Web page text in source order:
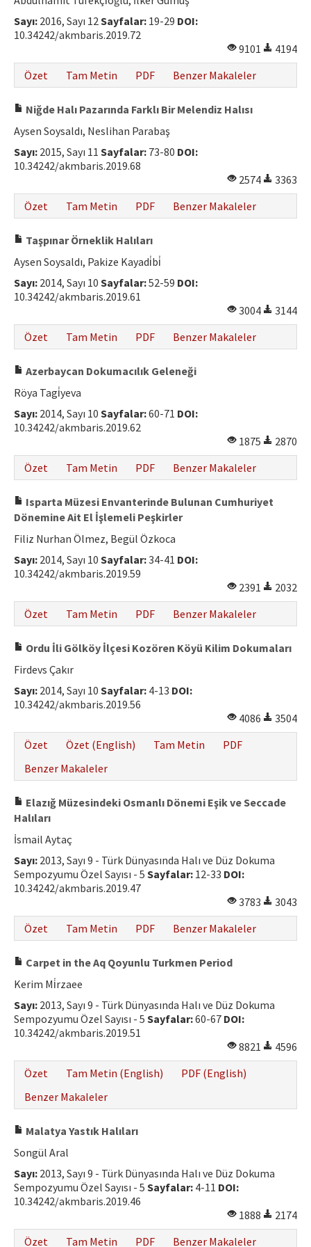
Yayın Politikaları
İletişim
Sayı: 2016, Sayı 12Sayfalar: 19-29 DOI:
10.34242/akmbaris.2019.72
9101
4194
Özet
Tam Metin PDF Benzer Makaleler
Niğde Halı Pazarında Farklı Bir Melendiz Halısı
Aysen Soysaldı, Neslihan Parabaş
Sayı: 2015, Sayı 11 Sayfalar: 73-80 DOI:
10.34242/akmbaris.2019.68
2574
3363
Özet
Tam Metin PDF Benzer Makaleler
Taşpınar Örneklik Halıları
Aysen Soysaldı, Pakize Kayadi̇bi̇
Sayı: 2014, Sayı 10 Sayfalar:52-59 DOI:
10.34242/akmbaris.2019.61
3004
3144
Özet
Tam Metin PDF Benzer Makaleler
Azerbaycan Dokumacılık Geleneği
Röya Tagi̇yeva
Sayı: 2014, Sayı 10 Sayfalar:60-71 DOI:
10.34242/akmbaris.2019.62
1875
2870
Özet
Tam Metin PDF Benzer Makaleler
Isparta Müzesi Envanterinde Bulunan Cumhuriyet
Dönemine Ait El İşlemeli Peşkirler
Filiz Nurhan Ölmez, Begül Özkoca
Sayı: 2014, Sayı 10 Sayfalar:34-41 DOI:
10.34242/akmbaris.2019.59
2391
2032
Özet
Tam Metin PDF Benzer Makaleler
Ordu İli Gölköy İlçesi Kozören Köyü Kilim Dokumaları
Firdevs Çakır
Sayı: 2014, Sayı 10 Sayfalar: 4-13 DOI:
10.34242/akmbaris.2019.56
4086
3504
Özet
Özet (English) Tam Metin
PDF
Benzer Makaleler
Elazığ Müzesindeki Osmanlı Dönemi Eşik ve Seccade
Halıları
İsmail Aytaç
Sayı: 2013, Sayı 9 - Türk Dünyasında Halı ve Düz Dokuma
Sempozyumu Özel Sayısı - 5 Sayfalar: 12-33 DOI:
10.34242/akmbaris.2019.47
3783
3043
Özet
Tam Metin PDF Benzer Makaleler
Carpet in the Aq Qoyunlu Turkmen Period
Kerim Mi̇rzaee
Sayı: 2013, Sayı 9 - Türk Dünyasında Halı ve Düz Dokuma
Sempozyumu Özel Sayısı - 5 Sayfalar:60-67 DOI:
10.34242/akmbaris.2019.51
8821
4596
Özet
Tam Metin (English)
PDF (English)
Benzer Makaleler
Malatya Yastık Halıları
Songül Aral
Sayı: 2013, Sayı 9 - Türk Dünyasında Halı ve Düz Dokuma
Sempozyumu Özel Sayısı - 5 Sayfalar: 4-11 DOI:
10.34242/akmbaris.2019.46
1888
2174
Özet
Tam Metin PDF Benzer Makaleler